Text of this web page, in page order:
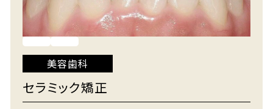
美容歯科
セラミック矯正